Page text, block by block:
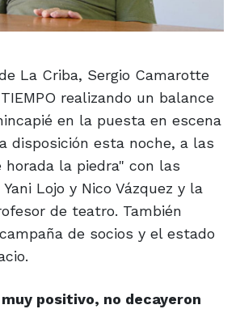
La Criba, Sergio Camarotte
realizando un balance
en la puesta en escena
disposición esta noche, a las
horada la piedra" con las
Lojo y Nico Vázquez y la
de teatro. También
de socios y el estado
positivo, no decayeron